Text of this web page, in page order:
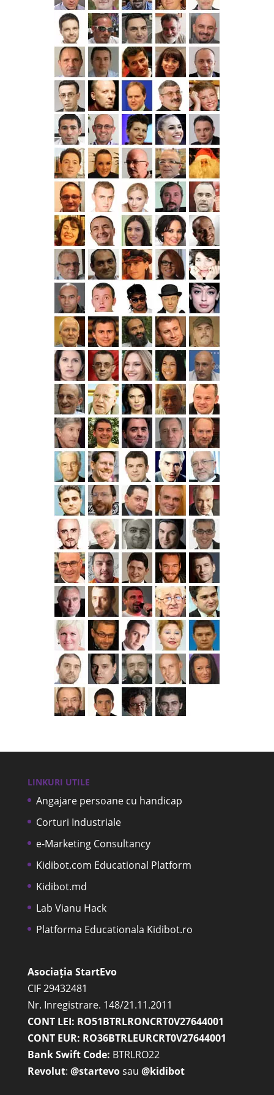
LINKURI UTILE
Angajare persoane cu handicap
Corturi Industriale
e-Marketing Consultancy
Kidibot.com Educational Platform
Kidibot.md
Lab Vianu Hack
Platforma Educationala Kidibot.ro
Asociația StartEvo
CIF 29432481
Nr. Inregistrare. 148/21.11.2011
CONT LEI: RO51BTRLRONCRT0V27644001
CONT EUR: RO36BTRLEURCRT0V27644001
Bank Swift Code: BTRLRO22
Revolut: @startevosau @kidibot